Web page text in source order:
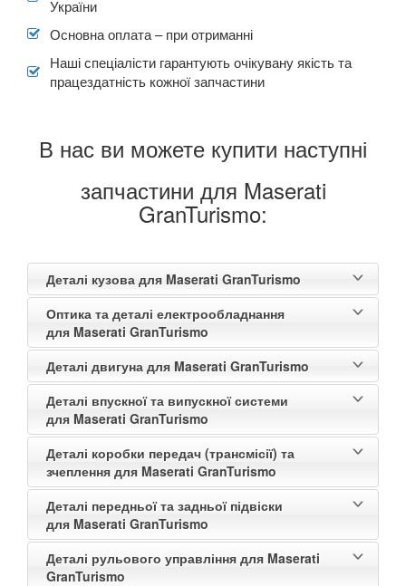
В наявності!
України
Основна оплата – при отриманні
Наші спеціалісти гарантують очікувану якість та
працездатність кожної запчастини
В нас ви можете купити наступні
запчастини для Maserati
GranTurismo:
Деталі кузова для Maserati GranTurismo
Оптика та деталі електрообладнання
для Maserati GranTurismo
Деталі двигуна для Maserati GranTurismo
Деталі впускної та випускної системи
для Maserati GranTurismo
Деталі коробки передач (трансмісії) та
зчеплення для Maserati GranTurismo
Деталі передньої та задньої підвіски
для Maserati GranTurismo
Деталі рульового управління для Maserati
GranTurismo